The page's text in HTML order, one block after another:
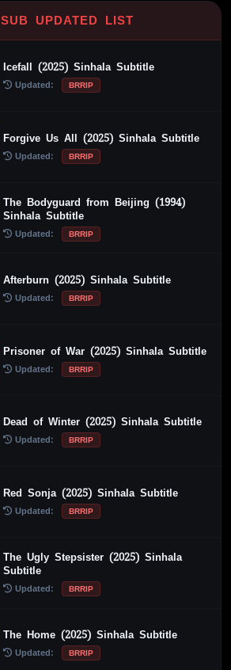
SUB UPDATED LIST
Icefall (2025) Sinhala Subtitle
Updated: BRRIP
Forgive Us All (2025) Sinhala Subtitle
Updated: BRRIP
The Bodyguard from Beijing (1994)
Sinhala Subtitle
Updated: BRRIP
Afterburn (2025) Sinhala Subtitle
Updated: BRRIP
Prisoner of War (2025) Sinhala Subtitle
Updated: BRRIP
Dead of Winter (2025) Sinhala Subtitle
Updated: BRRIP
Red Sonja (2025) Sinhala Subtitle
Updated: BRRIP
The Ugly Stepsister (2025) Sinhala
Subtitle
Updated: BRRIP
The Home (2025) Sinhala Subtitle
Updated: BRRIP